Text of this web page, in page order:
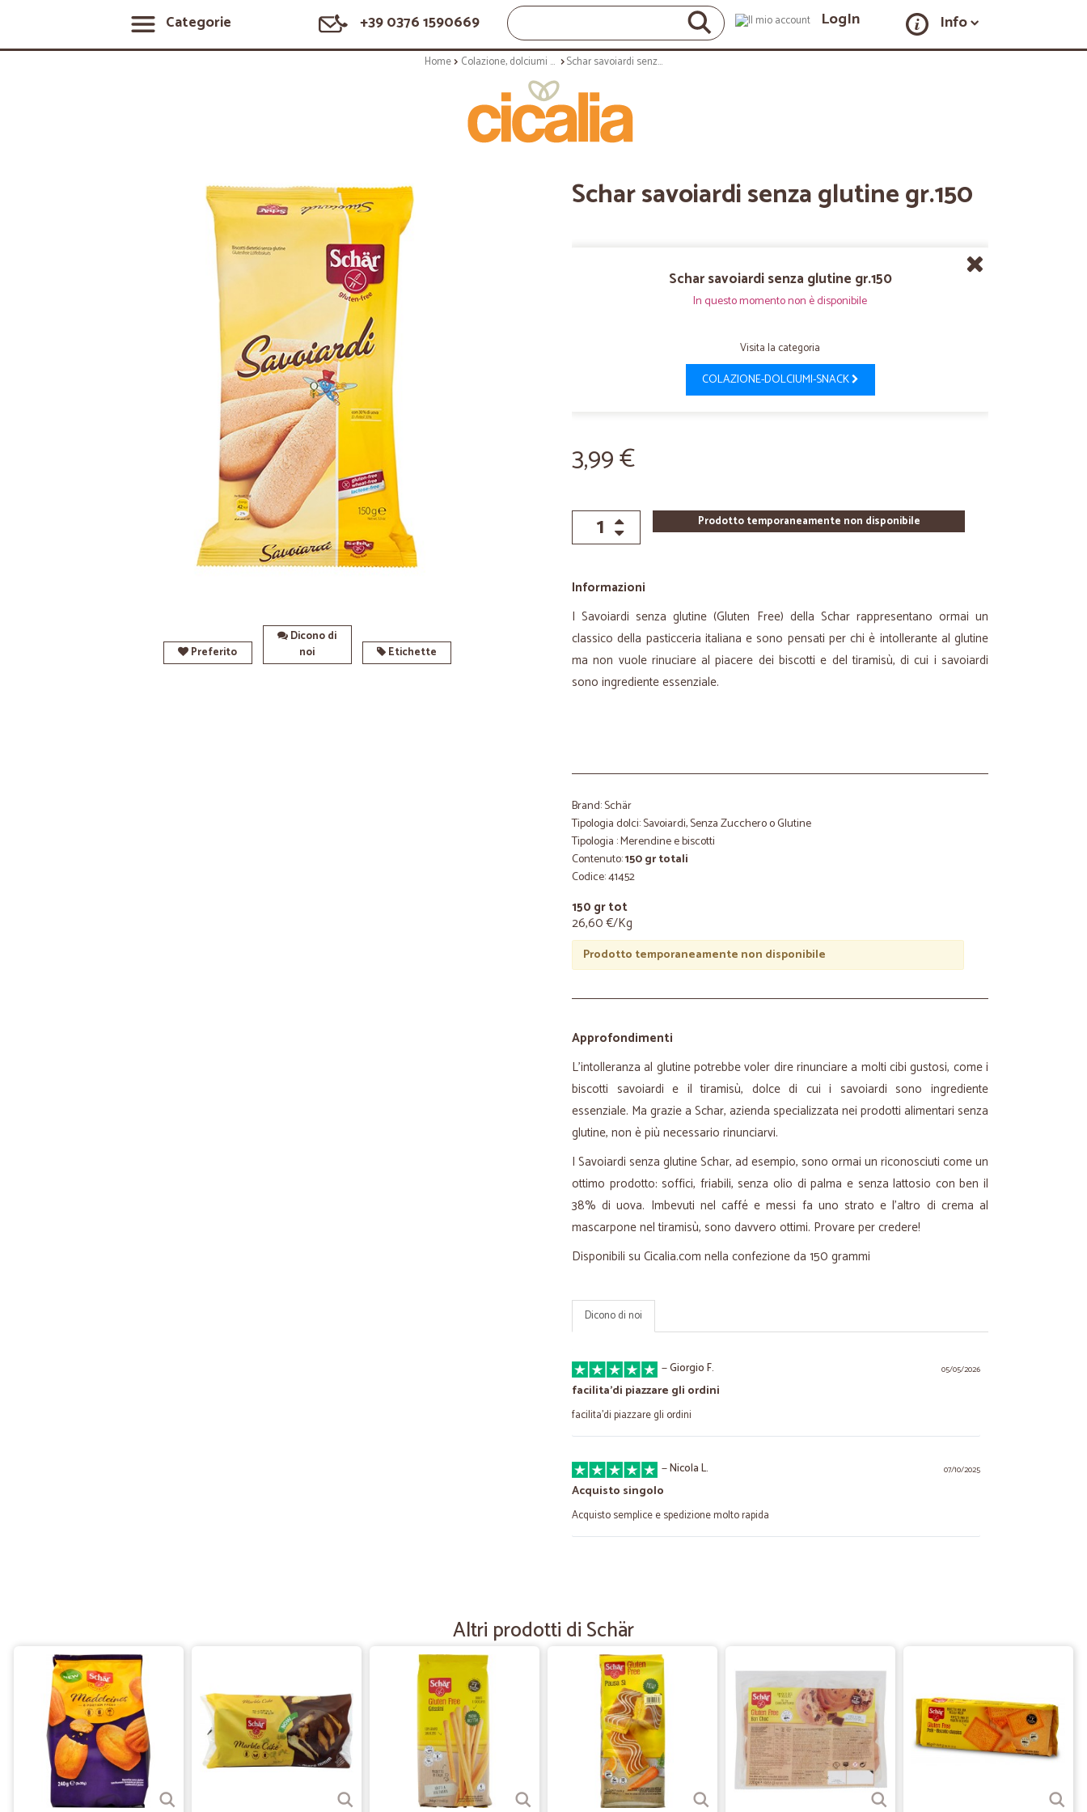
Categorie +39 0376 1590669 LogIn Info
Home Colazione, dolciumi e snack Schar savoiardi senza glutine gr.150
Preferito
Dicono di
noi
Etichette
Schar savoiardi senza glutine gr.150
Schar savoiardi senza glutine gr.150
In questo momento non è disponibile
Visita la categoria
COLAZIONE-DOLCIUMI-SNACK
3,99 €
Prodotto temporaneamente non disponibile
Informazioni
I Savoiardi senza glutine (Gluten Free) della Schar rappresentano ormai un
classico della pasticceria italiana e sono pensati per chi è intollerante al glutine
ma non vuole rinuciare al piacere dei biscotti e del tiramisù, di cui i savoiardi
sono ingrediente essenziale.
Brand: Schär
Tipologia dolci: Savoiardi, Senza Zucchero o Glutine
Tipologia : Merendine e biscotti
Contenuto:150 gr totali
Codice: 41452
150 gr tot
26,60 €/Kg
Prodotto temporaneamente non disponibile
Approfondimenti
L'intolleranza al glutine potrebbe voler dire rinunciare a molti cibi gustosi, come i
biscotti savoiardi e il tiramisù, dolce di cui i savoiardi sono ingrediente
essenziale. Ma grazie a Schar, azienda specializzata nei prodotti alimentari senza
glutine, non è più necessario rinunciarvi.
I Savoiardi senza glutine Schar, ad esempio, sono ormai un riconosciuti come un
ottimo prodotto: soffici, friabili, senza olio di palma e senza lattosio con ben il
38% di uova. Imbevuti nel caffé e messi fa uno strato e l'altro di crema al
mascarpone nel tiramisù, sono davvero ottimi. Provare per credere!
Disponibili su Cicalia.com nella confezione da 150 grammi
Dicono di noi
05/05/2026
—Giorgio F.
facilita'di piazzare gli ordini
facilita'di piazzare gli ordini
07/10/2025
—Nicola L.
Acquisto singolo
Acquisto semplice e spedizione molto rapida
—
Ho effettuato la spesa presso Cicalia…
Ho effettuato la spesa presso Cicalia per la prima volta e sono rimasta molto soddisfatta.
Arrivata nel giorno stabilito, prodotti di ottima qualità e mantenuti molto bene.
—
Grande professionalità ricevuto con…
Altri prodotti di Schär